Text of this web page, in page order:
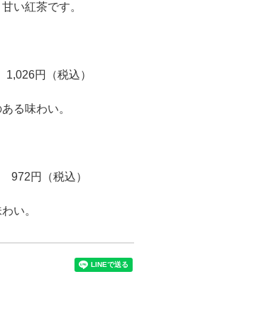
い紅茶です。
円（税込）
る味わい。
円（税込）
い。